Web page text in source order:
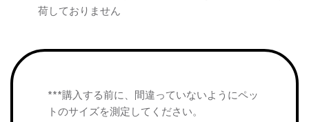
荷しておりません
***購入する前に、間違っていないようにペッ
トのサイズを測定してください。